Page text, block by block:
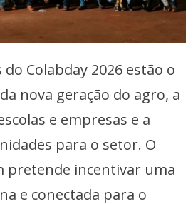
Colabday 2026 estão o
nova geração do agro, a
e empresas e a
para o setor. O
pretende incentivar uma
e conectada para o